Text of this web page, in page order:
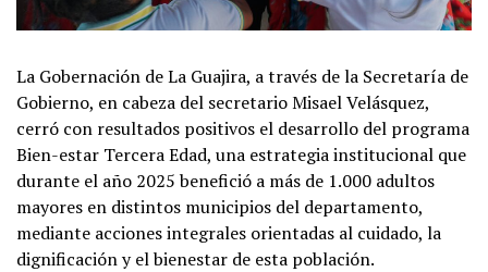
La Gobernación de La Guajira, a través de la Secretaría de
Gobierno, en cabeza del secretario Misael Velásquez,
cerró con resultados positivos el desarrollo del programa
Bien-estar Tercera Edad, una estrategia institucional que
durante el año 2025 benefició a más de 1.000 adultos
mayores en distintos municipios del departamento,
mediante acciones integrales orientadas al cuidado, la
dignificación y el bienestar de esta población.